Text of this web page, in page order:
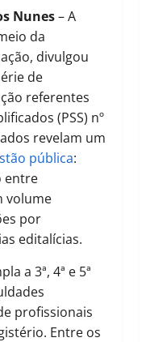
Nunes– A
da
divulgou
de
referentes
(PSS) nº
revelam um
pública:
entre
volume
por
editalícias.
a 3ª, 4ª e 5ª
profissionais
Entre os